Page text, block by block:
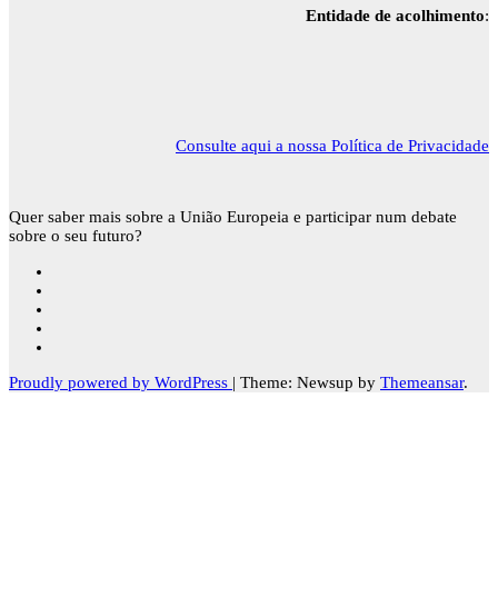
Entidade de acolhimento:
Consulte aqui a nossa Política de Privacidade
Quer saber mais sobre a União Europeia e participar num debate
sobre o seu futuro?
Proudly powered by WordPress | Theme: Newsup by Themeansar.